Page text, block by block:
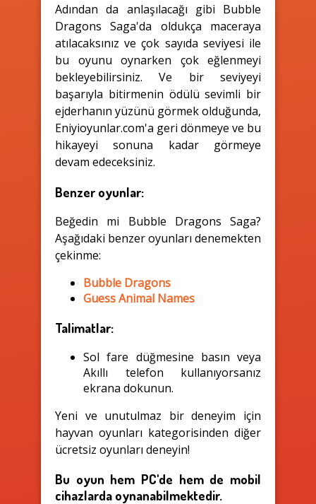
Adından da anlaşılacağı gibi Bubble
Dragons Saga'da oldukça maceraya
atılacaksınız ve çok sayıda seviyesi ile
bu oyunu oynarken çok eğlenmeyi
bekleyebilirsiniz. Ve bir seviyeyi
başarıyla bitirmenin ödülü sevimli bir
ejderhanın yüzünü görmek olduğunda,
Eniyioyunlar.com'a geri dönmeye ve bu
hikayeyi sonuna kadar görmeye
devam edeceksiniz.
Benzer oyunlar:
Beğedin mi Bubble Dragons Saga?
Aşağıdaki benzer oyunları denemekten
çekinme:
Bubble Dragons
Guess Animal Names
Talimatlar:
Sol fare düğmesine basın veya
Akıllı telefon kullanıyorsanız
ekrana dokunun.
Yeni ve unutulmaz bir deneyim için
hayvan oyunları kategorisinden diğer
ücretsiz oyunları deneyin!
Bu oyun hem PC'de hem de mobil
cihazlarda oynanabilmektedir.